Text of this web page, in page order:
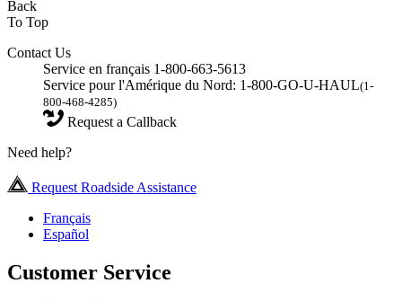
Back
To Top
Contact Us
Service en français 1-800-663-5613
Service pour l'Amérique du Nord: 1-800-GO-U-HAUL(1-
800-468-4285)
Request a Callback
Need help?
Request Roadside Assistance
Français
Español
Customer Service